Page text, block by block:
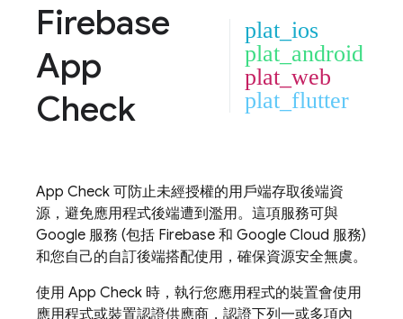
Firebase
App
Check
plat_ios
plat_android
plat_web
plat_flutter
App Check 可防止未經授權的用戶端存取後端資
源，避免應用程式後端遭到濫用。這項服務可與
Google 服務 (包括 Firebase 和 Google Cloud 服務)
和您自己的自訂後端搭配使用，確保資源安全無虞。
使用 App Check 時，執行您應用程式的裝置會使用
應用程式或裝置認證供應商，認證下列一或多項內